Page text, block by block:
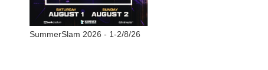
SummerSlam 2026 - 1-2/8/26